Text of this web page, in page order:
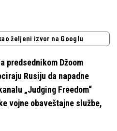
željeni izvor na Googlu
predsednikom Džoom
Rusiju da napadne
„Judging Freedom“
vojne obaveštajne službe,